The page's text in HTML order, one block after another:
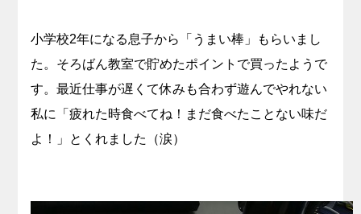
小学校2年になる息子から「うまい棒」もらいまし
た。そろばん教室で貯めたポイントで買ったようで
す。最近仕事が遅くて休みも合わず遊んでやれない
私に「疲れた時食べてね！まだ食べたことない味だ
よ！」とくれました（涙）